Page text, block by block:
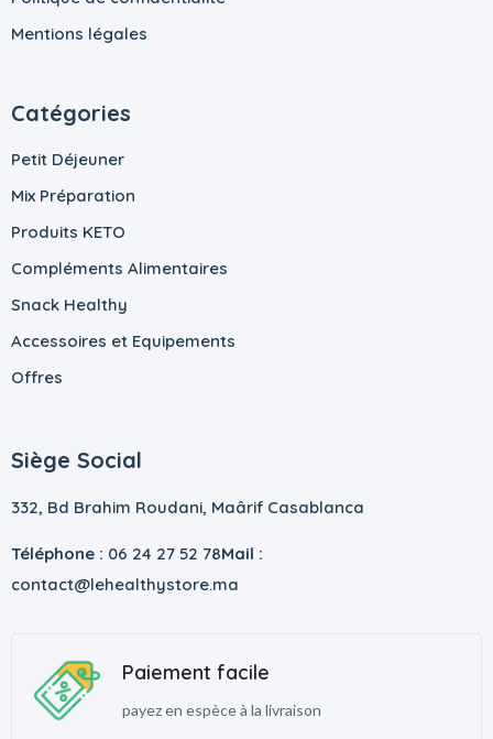
Mentions légales
Catégories
Petit Déjeuner
Mix Préparation
Produits KETO
Compléments Alimentaires
Snack Healthy
Accessoires et Equipements
Offres
Siège Social
332, Bd Brahim Roudani, Maârif Casablanca
Téléphone : 06 24 27 52 78Mail :
contact@lehealthystore.ma
Paiement facile
payez en espèce à la livraison